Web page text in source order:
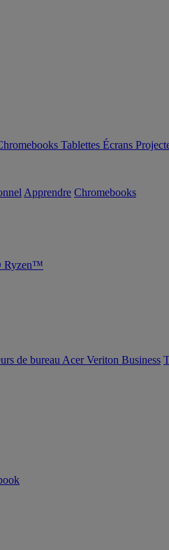
Tablettes Écrans
Apprendre Chromebooks
Ryzen™
de bureau Acer Veriton Business